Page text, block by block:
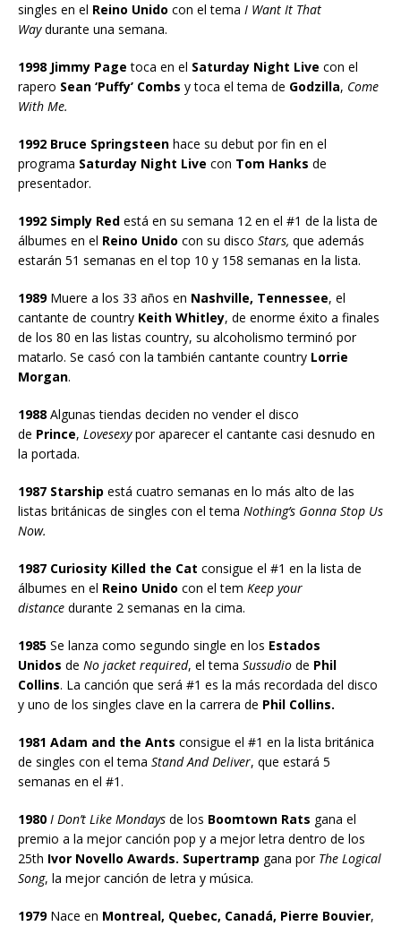
singles en el Reino Unido con el tema I Want It That
Waydurante una semana.
1998 Jimmy Page toca en el Saturday Night Live con el
rapero Sean ‘Puffy’ Combs y toca el tema de Godzilla, Come
With Me.
1992 Bruce Springsteen hace su debut por fin en el
programa Saturday Night Live con Tom Hanks de
presentador.
1992 Simply Red está en su semana 12 en el #1 de la lista de
álbumes en el Reino Unido con su disco Stars, que además
estarán 51 semanas en el top 10 y 158 semanas en la lista.
1989Muere a los 33 años en Nashville, Tennessee, el
cantante de country Keith Whitley, de enorme éxito a finales
de los 80 en las listas country, su alcoholismo terminó por
matarlo. Se casó con la también cantante country Lorrie
Morgan.
1988 Algunas tiendas deciden no vender el disco
de Prince, Lovesexypor aparecer el cantante casi desnudo en
la portada.
1987 Starship está cuatro semanas en lo más alto de las
listas británicas de singles con el tema Nothing’s Gonna Stop Us
Now.
1987 Curiosity Killed the Cat consigue el #1 en la lista de
álbumes en el Reino Unido con el tem Keep your
distance durante 2 semanas en la cima.
1985 Se lanza como segundo single en los Estados
Unidos de No jacket required, el tema Sussudio de Phil
Collins. La canción que será #1 es la más recordada del disco
y uno de los singles clave en la carrera de Phil Collins.
1981 Adam and the Ants consigue el #1 en la lista británica
de singles con el tema Stand And Deliver, que estará 5
semanas en el #1.
1980 I Don’t Like Mondays de los Boomtown Rats gana el
premio a la mejor canción pop y a mejor letra dentro de los
25th Ivor Novello Awards. Supertramp gana por The Logical
Song, la mejor canción de letra y música.
1979Nace en Montreal, Quebec, Canadá, Pierre Bouvier,